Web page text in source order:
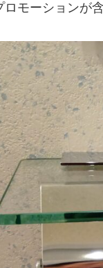
モーションが